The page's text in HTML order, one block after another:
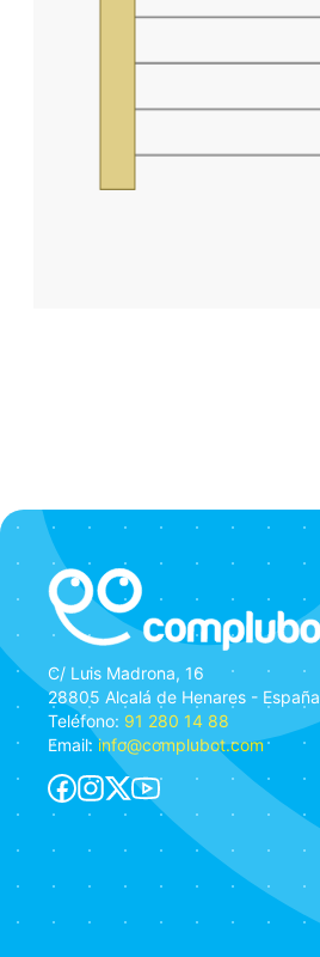
C/ Luis Madrona, 16
28805 Alcalá de Henares - España
Teléfono: 91 280 14 88
Email:info@complubot.com